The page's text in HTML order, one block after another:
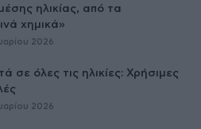
ηλικίας, από τα
χημικά»
2026
σε όλες τις ηλικίες: Χρήσιμες
2026